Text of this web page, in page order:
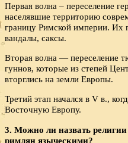
Первая волна – переселение
населявшие территорию
границу Римской империи. Их
вандалы, саксы.
Вторая волна — переселение
гуннов, которые из степей
вторглись на земли Европы.
Третий этап начался в V в.,
Восточную Европу.
3. Можно ли назвать религии
римлян языческими?